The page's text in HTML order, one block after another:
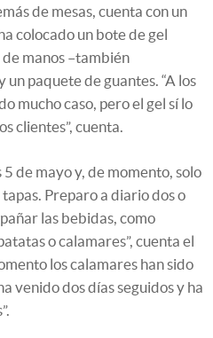
de mesas, cuenta con un
colocado un bote de gel
manos –también
paquete de guantes. “A los
mucho caso, pero el gel sí lo
clientes”, cuenta.
de mayo y, de momento, solo
Preparo a diario dos o
las bebidas, como
o calamares”, cuenta el
los calamares han sido
venido dos días seguidos y ha